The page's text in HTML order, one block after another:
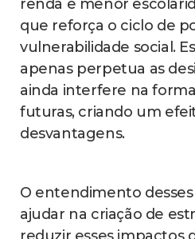
renda e menor
que reforça o ciclo de
vulnerabilidade social.
apenas perpetua as
ainda interfere na
futuras, criando um
desvantagens.
O entendimento
ajudar na criação de